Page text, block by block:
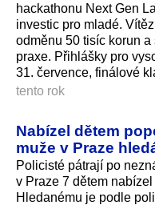
hackathonu Next Gen
investic pro mladé.
odměnu 50 tisíc korun
praxe. Přihlášky pro
31. července, finálové
tento rok
Nabízel dětem
muže v Praze
Policisté pátrají po
v Praze 7 dětem
Hledanému je podle